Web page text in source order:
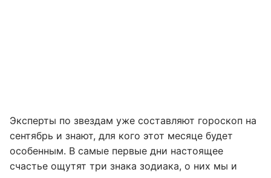
Эксперты по звездам уже составляют гороскоп на
сентябрь и знают, для кого этот месяце будет
особенным. В самые первые дни настоящее
счастье ощутят три знака зодиака, о них мы и